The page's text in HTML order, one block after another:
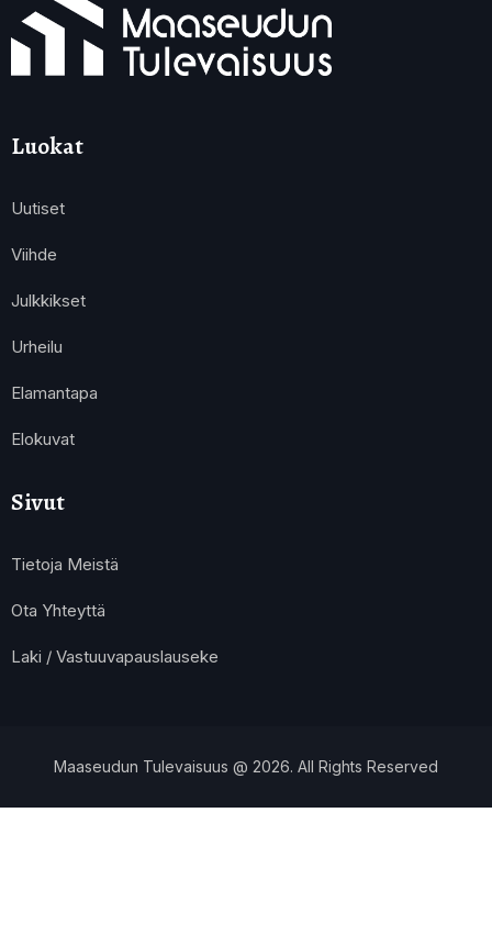
Luokat
Uutiset
Viihde
Julkkikset
Urheilu
Elamantapa
Elokuvat
Sivut
Tietoja Meistä
Ota Yhteyttä
Laki / Vastuuvapauslauseke
Maaseudun Tulevaisuus @ 2026. All Rights Reserved